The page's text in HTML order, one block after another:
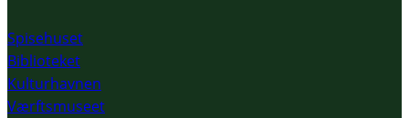
Spisehuset
Biblioteket
Kulturhavnen
Værftsmuseet